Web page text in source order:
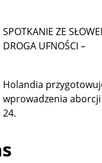
SPOTKANIE ZE
DROGA UFNOŚCI –
Holandia
wprowadzenia
24.